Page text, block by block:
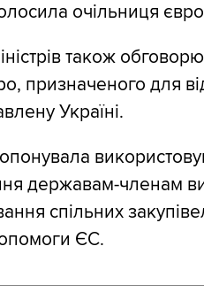
очільниця
також
призначеного для
Україні.
державам-членам
спільних
ЄС.